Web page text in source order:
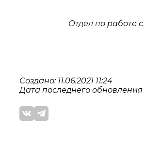
Отдел по работе
Создано: 11.06.2021 11:24
Дата последнего обновления